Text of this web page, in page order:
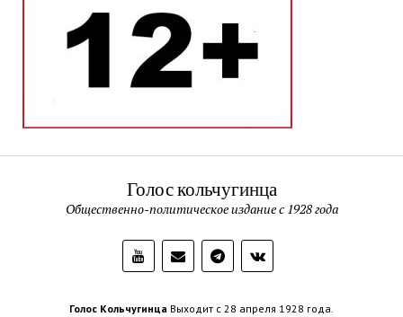
Голос кольчугинца
Общественно-политическое издание с 1928 года
Голос Кольчугинца Выходит с 28 апреля 1928 года.